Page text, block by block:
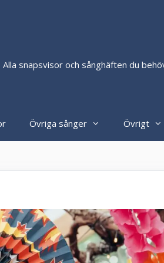
Alla snapsvisor och sånghäften du
Övriga sånger Övrigt